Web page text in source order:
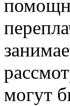
могут